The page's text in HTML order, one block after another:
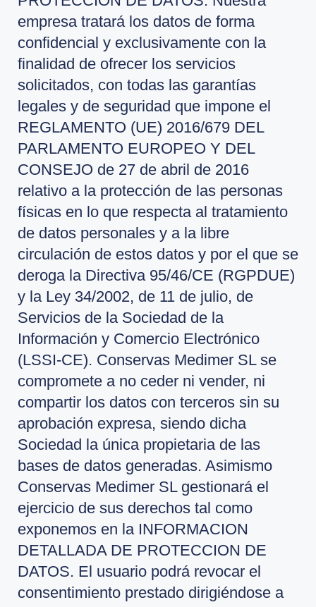
empresa tratará los datos de forma
confidencial y exclusivamente con la
finalidad de ofrecer los servicios
solicitados, con todas las garantías
legales y de seguridad que impone el
REGLAMENTO (UE) 2016/679 DEL
PARLAMENTO EUROPEO Y DEL
CONSEJO de 27 de abril de 2016
relativo a la protección de las personas
físicas en lo que respecta al tratamiento
de datos personales y a la libre
circulación de estos datos y por el que se
deroga la Directiva 95/46/CE (RGPDUE)
y la Ley 34/2002, de 11 de julio, de
Servicios de la Sociedad de la
Información y Comercio Electrónico
(LSSI-CE). Conservas Medimer SL se
compromete a no ceder ni vender, ni
compartir los datos con terceros sin su
aprobación expresa, siendo dicha
Sociedad la única propietaria de las
bases de datos generadas. Asimismo
Conservas Medimer SL gestionará el
ejercicio de sus derechos tal como
exponemos en la INFORMACION
DETALLADA DE PROTECCION DE
DATOS. El usuario podrá revocar el
consentimiento prestado dirigiéndose a